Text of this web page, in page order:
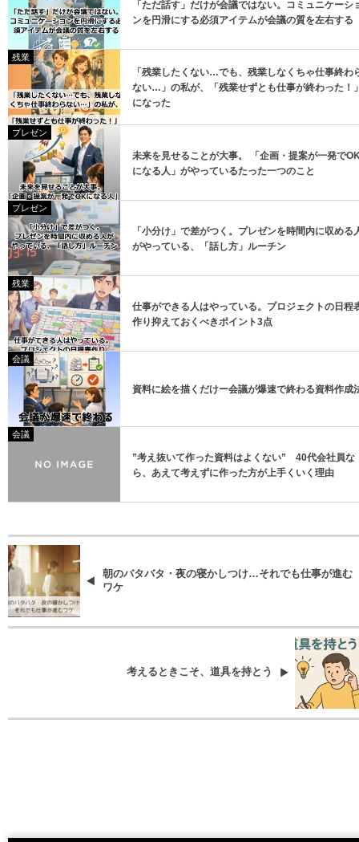
登録
「ただ話す」だけが会議ではない。コミュニケーシ
ンを円滑にする必須アイテムが会議の質を左右する
残業
「残業したくない…でも、残業しなくちゃ仕事終わ
ない…」の私が、「残業せずとも仕事が終わった！
になった
プレゼン
未来を見せることが大事。 「企画・提案が一発で
になる人」がやっているたった一つのこと
プレゼン
「小分け」で差がつく。プレゼンを時間内に収める
がやっている、「話し方」ルーチン
残業
仕事ができる人はやっている。プロジェクトの日程
作り抑えておくべきポイント3点
会議
資料に絵を描くだけー会議が爆速で終わる資料作成
会議
”考え抜いて作った資料はよくない” 40代会社員な
ら、あえて考えずに作った方が上手くいく理由
朝のバタバタ・夜の寝かしつけ…それでも仕事が進む
ワケ
考えるときこそ、道具を持とう